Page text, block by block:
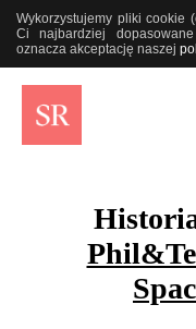
Wykorzystujemy pliki cookie
Ci najbardziej
oznacza akceptację naszej